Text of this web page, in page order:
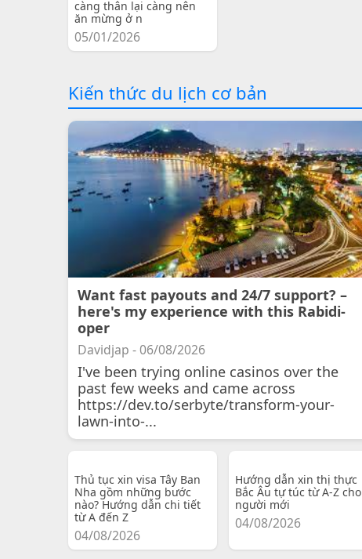
càng thân lại càng nên
ăn mừng ở n
05/01/2026
Kiến thức du lịch cơ bản
Want fast payouts and 24/7 support? –
here's my experience with this Rabidi-
oper
Davidjap - 06/08/2026
I've been trying online casinos over the
past few weeks and came across
https://dev.to/serbyte/transform-your-
lawn-into-...
Thủ tục xin visa Tây Ban
Nha gồm những bước
nào? Hướng dẫn chi tiết
từ A đến Z
04/08/2026
Hướng dẫn xin thị thực
Bắc Âu tự túc từ A-Z cho
người mới
04/08/2026